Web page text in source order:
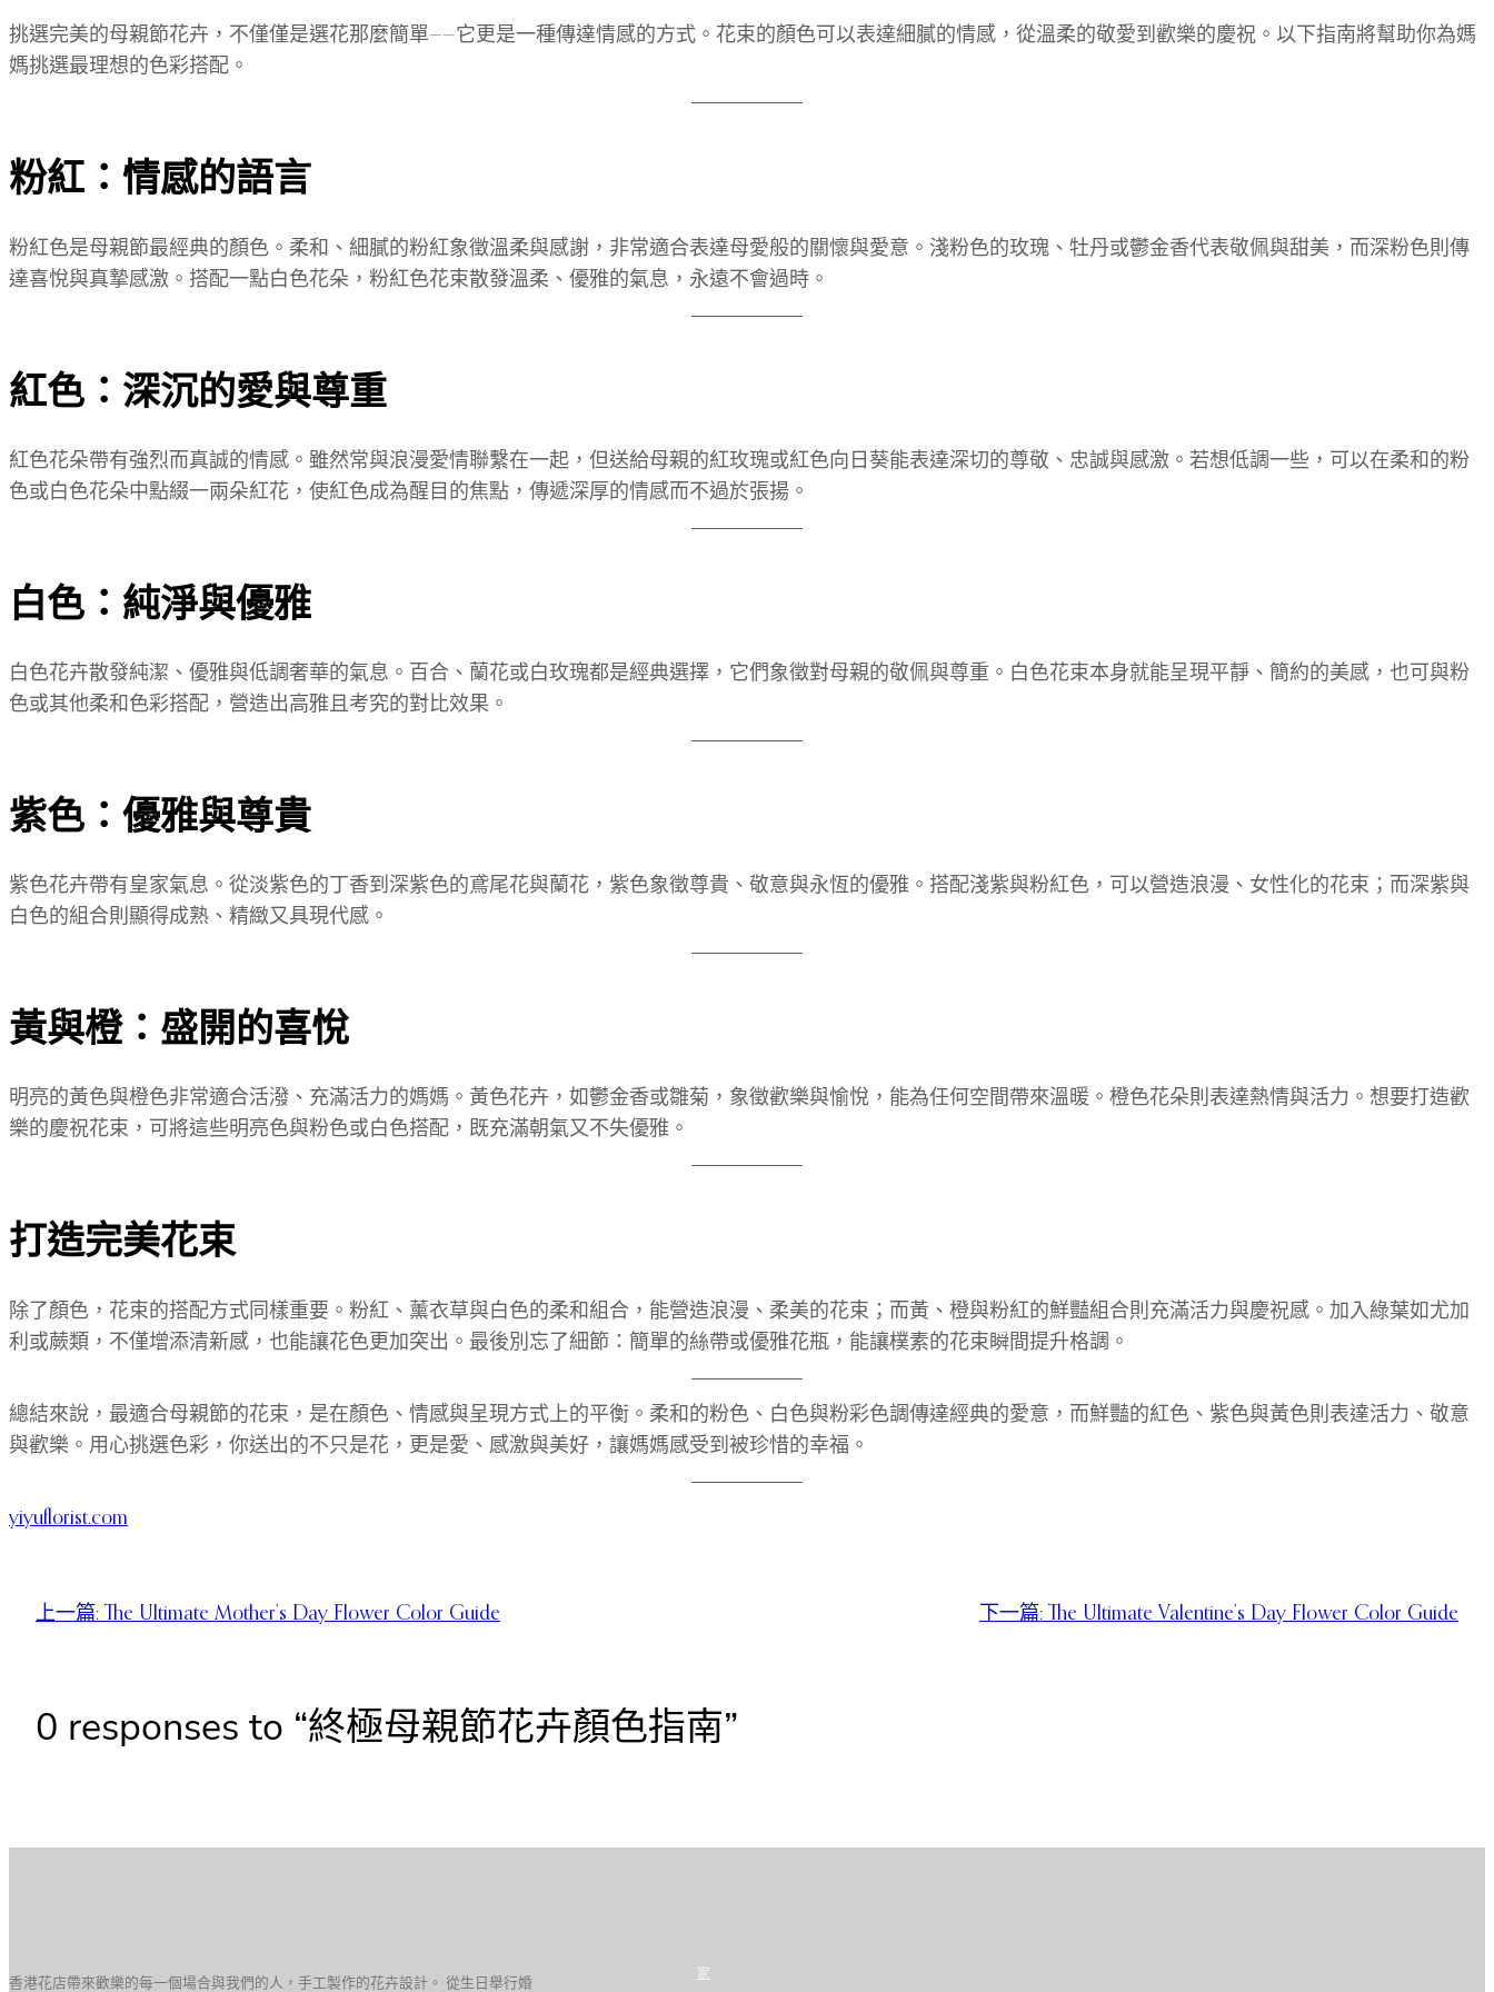
挑選完美的母親節花卉，不僅僅是選花那麼簡單——它更是一種傳達情感的方式。花束的顏色可以表達細膩的情感，從溫柔的敬愛到歡樂的慶祝。以下指南將幫助你為媽
媽挑選最理想的色彩搭配。
粉紅：情感的語言
粉紅色是母親節最經典的顏色。柔和、細膩的粉紅象徵溫柔與感謝，非常適合表達母愛般的關懷與愛意。淺粉色的玫瑰、牡丹或鬱金香代表敬佩與甜美，而深粉色則傳
達喜悅與真摯感激。搭配一點白色花朵，粉紅色花束散發溫柔、優雅的氣息，永遠不會過時。
紅色：深沉的愛與尊重
紅色花朵帶有強烈而真誠的情感。雖然常與浪漫愛情聯繫在一起，但送給母親的紅玫瑰或紅色向日葵能表達深切的尊敬、忠誠與感激。若想低調一些，可以在柔和的粉
色或白色花朵中點綴一兩朵紅花，使紅色成為醒目的焦點，傳遞深厚的情感而不過於張揚。
白色：純淨與優雅
白色花卉散發純潔、優雅與低調奢華的氣息。百合、蘭花或白玫瑰都是經典選擇，它們象徵對母親的敬佩與尊重。白色花束本身就能呈現平靜、簡約的美感，也可與粉
色或其他柔和色彩搭配，營造出高雅且考究的對比效果。
紫色：優雅與尊貴
紫色花卉帶有皇家氣息。從淡紫色的丁香到深紫色的鳶尾花與蘭花，紫色象徵尊貴、敬意與永恆的優雅。搭配淺紫與粉紅色，可以營造浪漫、女性化的花束；而深紫與
白色的組合則顯得成熟、精緻又具現代感。
黃與橙：盛開的喜悅
明亮的黃色與橙色非常適合活潑、充滿活力的媽媽。黃色花卉，如鬱金香或雛菊，象徵歡樂與愉悅，能為任何空間帶來溫暖。橙色花朵則表達熱情與活力。想要打造歡
樂的慶祝花束，可將這些明亮色與粉色或白色搭配，既充滿朝氣又不失優雅。
打造完美花束
除了顏色，花束的搭配方式同樣重要。粉紅、薰衣草與白色的柔和組合，能營造浪漫、柔美的花束；而黃、橙與粉紅的鮮豔組合則充滿活力與慶祝感。加入綠葉如尤加
利或蕨類，不僅增添清新感，也能讓花色更加突出。最後別忘了細節：簡單的絲帶或優雅花瓶，能讓樸素的花束瞬間提升格調。
總結來說，最適合母親節的花束，是在顏色、情感與呈現方式上的平衡。柔和的粉色、白色與粉彩色調傳達經典的愛意，而鮮豔的紅色、紫色與黃色則表達活力、敬意
與歡樂。用心挑選色彩，你送出的不只是花，更是愛、感激與美好，讓媽媽感受到被珍惜的幸福。
yiyuflorist.com
上一篇: The Ultimate Mother’s Day Flower Color Guide 下一篇: The Ultimate Valentine’s Day Flower Color Guide
0 responses to “終極母親節花卉顏色指南”
香港花店帶來歡樂的每一個場合與我們的人，手工製作的花卉設計。 從生日舉行婚
家